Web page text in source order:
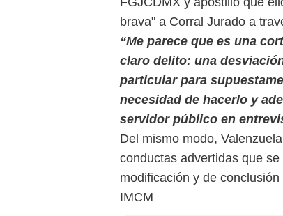
brava" a Corral Jurado a
“Me parece que es una
claro delito: una
particular para
necesidad de hacerlo y
servidor público en
Del mismo modo,
conductas advertidas que
modificación y de
IMCM